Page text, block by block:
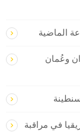
وعُمان
في مراقبة